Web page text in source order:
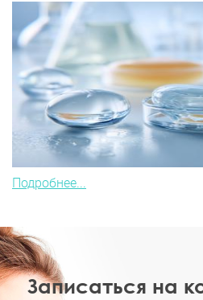
Подробнее...
Записаться на